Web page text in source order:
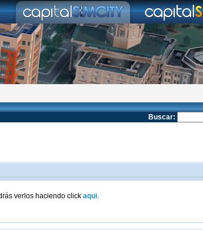
Buscar:
verlos haciendo clickaqui.